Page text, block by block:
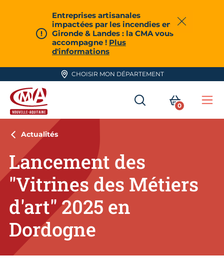
Entreprises artisanales
impactées par les incendies en
Gironde & Landes : la CMA vous
accompagne ! Plus
d'informations
Fermer
CHOISIR MON DÉPARTEMENT
CMA Nouvelle-Aquitaine
RECHERCHER
MON
0
Actualités
Lancement des
"Vitrines des Métiers
d'art" 2025 en
Dordogne